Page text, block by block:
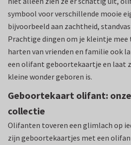
symbool voor verschillende mooie
bijvoorbeeld aan zachtheid,
Prachtige dingen om je kleintje mee
harten van vrienden en familie ook
een olifant geboortekaartje en laat
kleine wonder geboren is.
Geboortekaart olifant:
collectie
Olifanten toveren een glimlach op
zijn geboortekaartjes met een